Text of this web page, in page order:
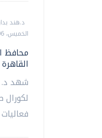
د.هند
الخميس، 06 اغسطس 2026 09:30 م
محافظ
شهد د.
لكورال